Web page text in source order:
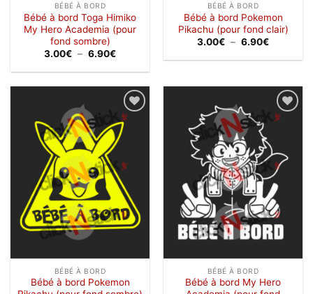
BÉBÉ À BORD
Bébé à bord Toga Himiko
My Hero Academia (pour
fond sombre)
3.00€ – 6.90€Plage
prix :
à
6.90€
BÉBÉ À BORD
Bébé à bord Pokemon
Pikachu (pour fond clair)
3.00€ – 6.90€Plage
prix :
6.90€
Ajouter
à la
wishlist
BÉBÉ À BORD
Bébé à bord Pokemon
Ajouter
wishlist
BÉBÉ À BORD
Bébé à bord My Hero